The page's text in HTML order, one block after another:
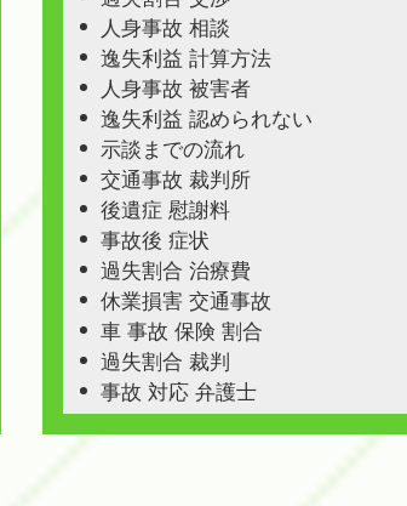
人身事故 相談
逸失利益 計算方法
人身事故 被害者
逸失利益 認められない
示談までの流れ
交通事故 裁判所
後遺症 慰謝料
事故後 症状
過失割合 治療費
休業損害 交通事故
車 事故 保険 割合
過失割合 裁判
事故 対応 弁護士